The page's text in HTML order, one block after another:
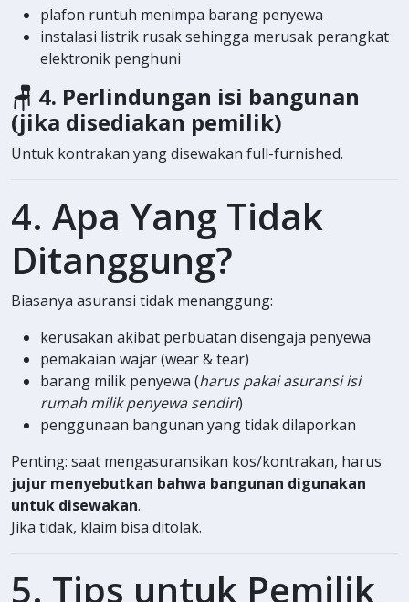
plafon runtuh menimpa barang penyewa
instalasi listrik rusak sehingga merusak perangkat
elektronik penghuni
🪑 4. Perlindungan isi bangunan
(jika disediakan pemilik)
Untuk kontrakan yang disewakan full-furnished.
4. Apa Yang Tidak
Ditanggung?
Biasanya asuransi tidak menanggung:
kerusakan akibat perbuatan disengaja penyewa
pemakaian wajar (wear & tear)
barang milik penyewa (harus pakai asuransi isi
rumah milik penyewa sendiri)
penggunaan bangunan yang tidak dilaporkan
Penting: saat mengasuransikan kos/kontrakan, harus
jujur menyebutkan bahwa bangunan digunakan
untuk disewakan.
Jika tidak, klaim bisa ditolak.
5. Tips untuk Pemilik